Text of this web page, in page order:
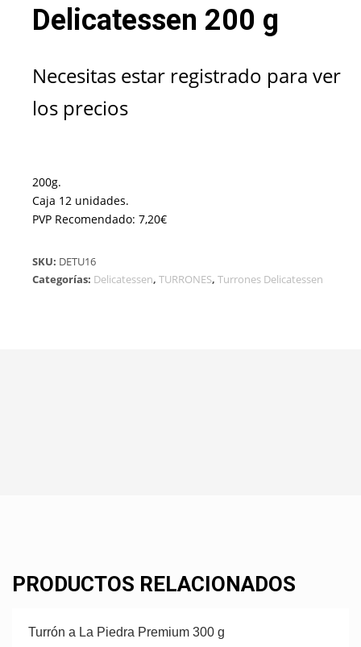
Delicatessen 200 g
Necesitas estar registrado para ver
los precios
200g.
Caja 12 unidades.
PVP Recomendado: 7,20€
SKU: DETU16
Categorías: Delicatessen, TURRONES, Turrones Delicatessen
PRODUCTOS RELACIONADOS
Turrón a La Piedra Premium 300 g